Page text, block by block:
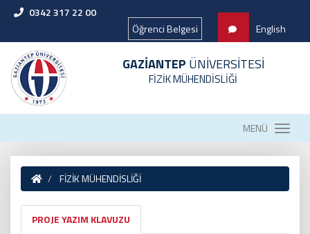
0342 317 22 00
Öğrenci Belgesi
English
GAZİANTEP ÜNİVERSİTESİ
FİZİK MÜHENDİSLİĞİ
MENÜ
FİZİK MÜHENDİSLİĞİ
PROJE YAZIM KLAVUZU